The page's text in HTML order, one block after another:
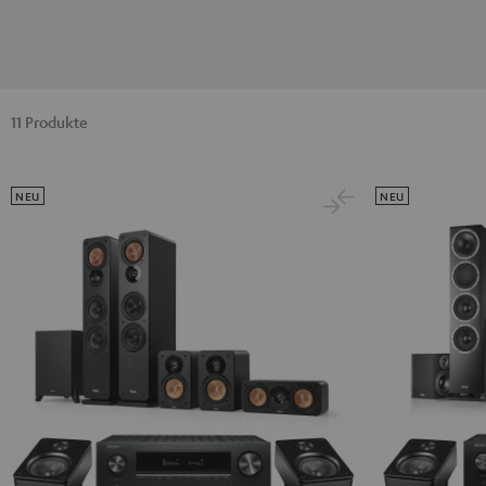
11 Produkte
NEU NEU